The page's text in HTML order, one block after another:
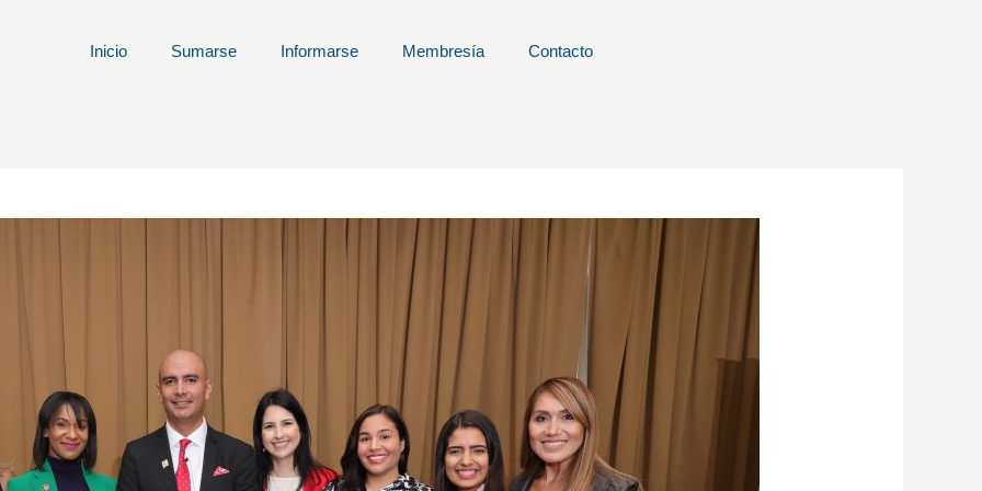
Inicio Sumarse Informarse Membresía Contacto